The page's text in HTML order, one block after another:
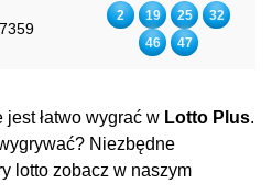
7359
2 19 25
32
46
47
łatwo wygrać w Lotto Plus.
Niezbędne
lotto zobacz w naszym